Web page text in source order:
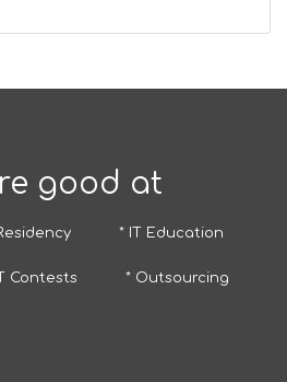
good at
* IT Education
Contests * Outsourcing